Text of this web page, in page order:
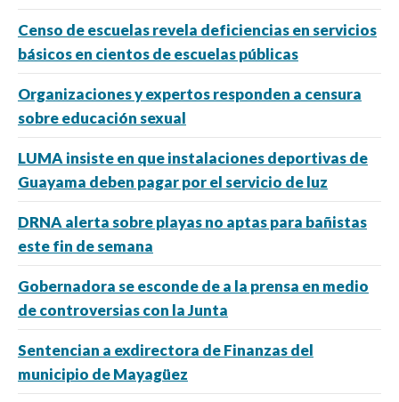
Censo de escuelas revela deficiencias en servicios
básicos en cientos de escuelas públicas
Organizaciones y expertos responden a censura
sobre educación sexual
LUMA insiste en que instalaciones deportivas de
Guayama deben pagar por el servicio de luz
DRNA alerta sobre playas no aptas para bañistas
este fin de semana
Gobernadora se esconde de a la prensa en medio
de controversias con la Junta
Sentencian a exdirectora de Finanzas del
municipio de Mayagüez